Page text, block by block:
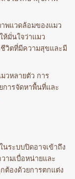
พแวดล้อมของแมว
ห้มั่นใจว่าแมว
ชีวิตที่มีความสุขและมี
วหลายตัว การ
การจัดหาพื้นที่และ
นระบบปิดอาจเข้าถึง
ามเบื่อหน่ายและ
ต้องด้วยการตกแต่ง